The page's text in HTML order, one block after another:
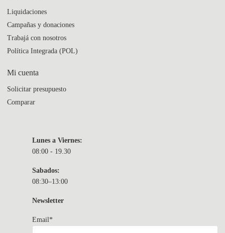
Liquidaciones
Campañas y donaciones
Trabajá con nosotros
Política Integrada (POL)
Mi cuenta
Solicitar presupuesto
Comparar
Lunes a Viernes:
08:00 - 19.30
Sabados:
08:30–13:00
Newsletter
Email*